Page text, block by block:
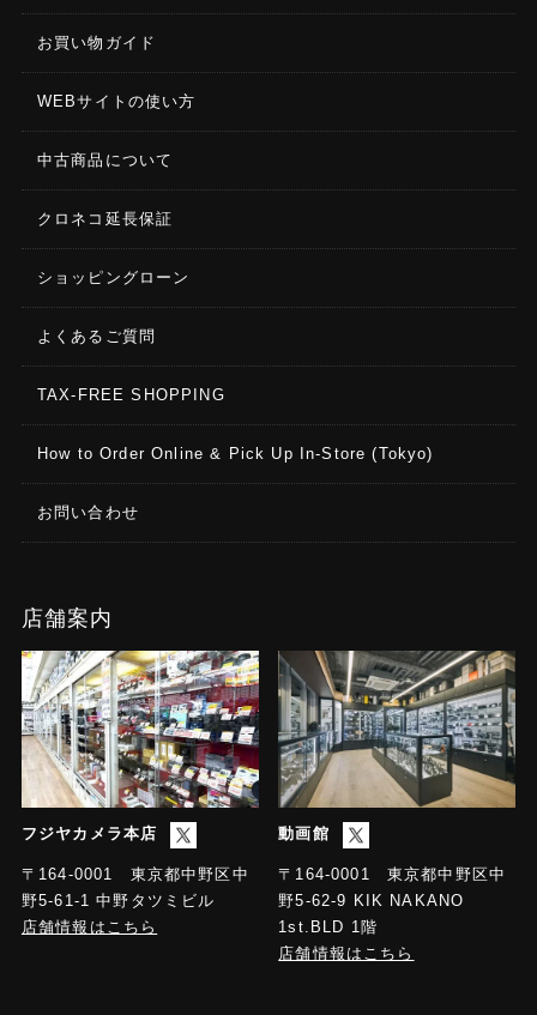
お買い物ガイド
WEBサイトの使い方
中古商品について
クロネコ延長保証
ショッピングローン
よくあるご質問
TAX-FREE SHOPPING
How to Order Online & Pick Up In-Store (Tokyo)
お問い合わせ
店舗案内
フジヤカメラ本店
〒164-0001 東京都中野区中
野5-61-1 中野タツミビル
店舗情報はこちら
動画館
〒164-0001 東京都中野区中
野5-62-9 KIK NAKANO
1st.BLD 1階
店舗情報はこちら